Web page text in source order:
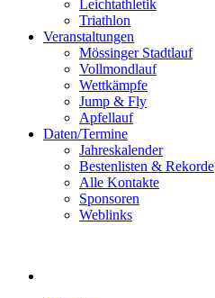
Leichtathletik
Triathlon
Veranstaltungen
Mössinger Stadtlauf
Vollmondlauf
Wettkämpfe
Jump & Fly
Apfellauf
Daten/Termine
Jahreskalender
Bestenlisten & Rekorde
Alle Kontakte
Sponsoren
Weblinks